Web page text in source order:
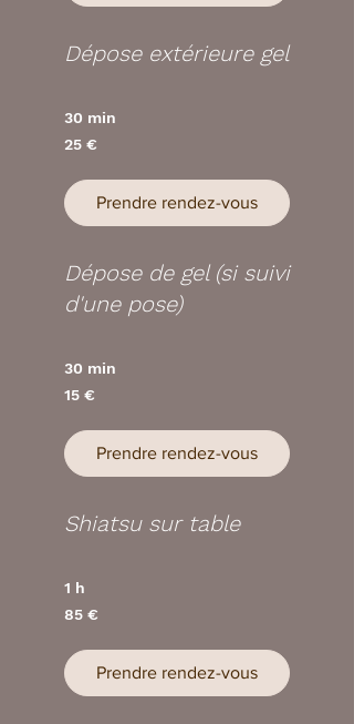
Dépose extérieure gel
30 min
euros
25 €
Prendre rendez-vous
Dépose de gel (si suivi
d'une pose)
30 min
euros
15 €
Prendre rendez-vous
Shiatsu sur table
1 h
euros
85 €
Prendre rendez-vous